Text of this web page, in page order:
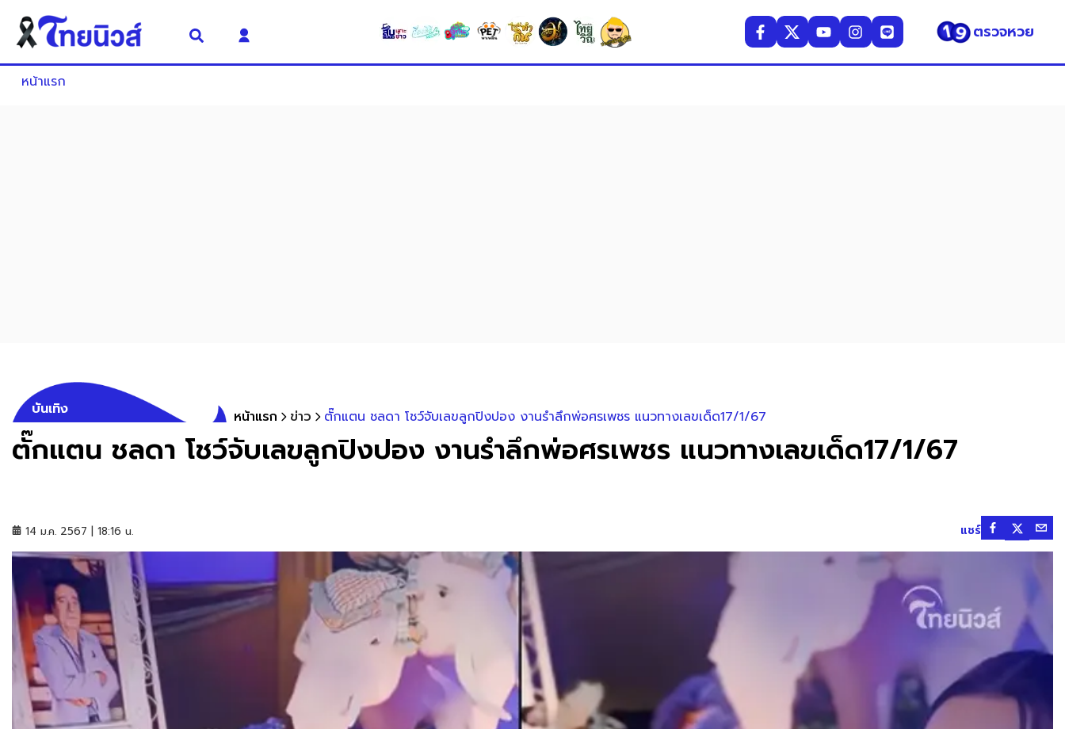
ตรวจหวย
หน้าแรก
บันเทิง หน้าแรก ข่าว ตั๊กแตน ชลดา โชว์จับเลขลูกปิงปอง งานรำลึกพ่อศรเพชร แนวทางเลขเด็ด17/1/67
ตั๊กแตน ชลดา โชว์จับเลขลูกปิงปอง งานรำลึกพ่อศรเพชร แนวทางเลขเด็ด17/1/67
14 ม.ค. 2567 | 18:16 น. แชร์